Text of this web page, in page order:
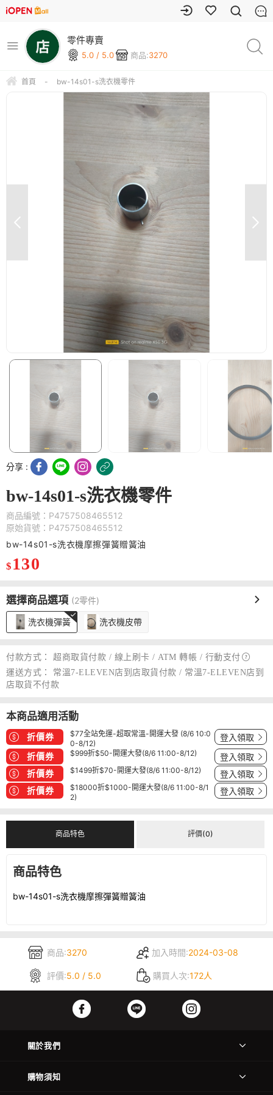
零件專賣
5.0 / 5.0 商品:3270
首頁 - bw-14s01-s洗衣機零件
分享 :
bw-14s01-s洗衣機零件
商品編號：P4757508465512
原始貨號：P4757508465512
bw-14s01-s洗衣機摩擦彈簧贈簧油
$ 130
選擇商品選項 (2零件)
洗衣機彈簧 洗衣機皮帶
付款方式： 超商取貨付款 / 線上刷卡 / ATM 轉帳 / 行動支付
運送方式：
常溫7-ELEVEN店到店取貨付款 / 常溫7-ELEVEN店到
店取貨不付款
本商品適用活動
折價券
$77全站免運-超取常溫-開運大發 (8/6 10:0
0-8/12)
登入領取
折價券 $999折$50-開運大發(8/6 11:00-8/12) 登入領取
折價券 $1499折$70-開運大發(8/6 11:00-8/12) 登入領取
折價券
$18000折$1000-開運大發(8/6 11:00-8/1
2)
登入領取
商品特色 評價(0)
商品特色
bw-14s01-s洗衣機摩擦彈簧贈簧油
商品:3270 加入時間:2024-03-08
評價:5.0 / 5.0 購買人次:172人
關於我們
購物須知